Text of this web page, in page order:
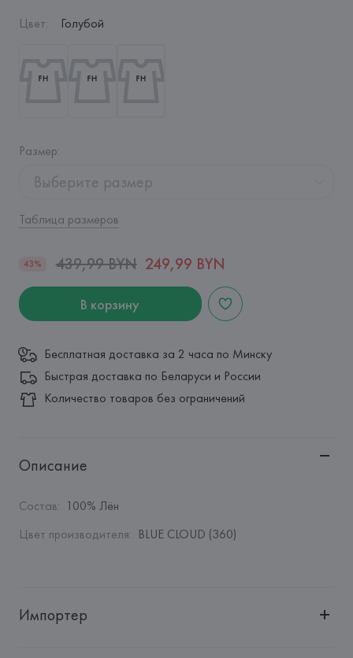
Цвет: Голубой
Размер:
Выберите размер
Таблица размеров
43% 439,99 BYN 249,99 BYN
В корзину
Бесплатная доставка за 2 часа по Минску
Быстрая доставка по Беларуси и России
Количество товаров без ограничений
Описание
Состав: 100% Лён
Цвет производителя: BLUE CLOUD (360)
Импортер